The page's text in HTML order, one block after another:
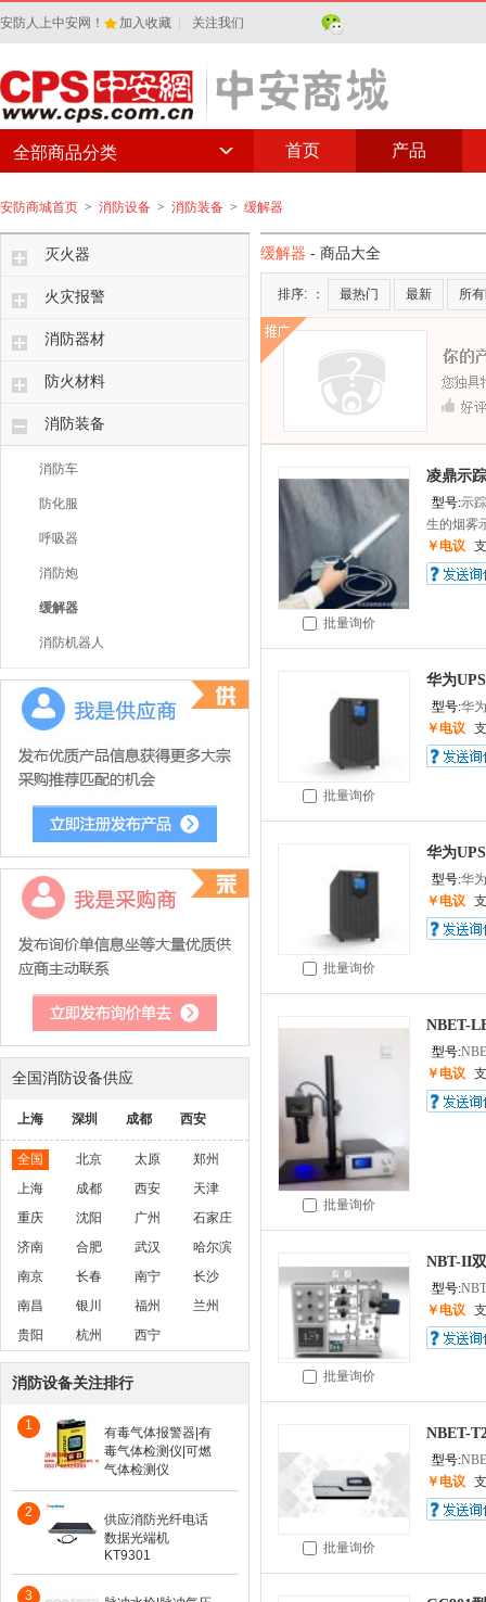
安防人上中安网！ 加入收藏 关注我们
首页 产品
全部商品分类
安防商城首页 > 消防设备 > 消防装备 > 缓解器
灭火器
火灾报警
消防器材
防火材料
消防装备
消防车
防化服
呼吸器
消防炮
缓解器
消防机器人
全国消防设备供应
上海 深圳 成都 西安
全国 北京 太原
郑州
上海
成都 西安
天津
重庆
沈阳 广州
石家庄
济南
合肥 武汉
哈尔滨
南京
长春 南宁
长沙
南昌
银川 福州
兰州
贵阳
杭州 西宁
消防设备关注排行
1
有毒气体报警器|有
毒气体检测仪|可燃
气体检测仪
2
供应消防光纤电话
数据光端机
KT9301
3
缓解器 - 商品大全
排序: ： 最热门 最新 所
批量询价
凌鼎示
型号:示
生的烟雾
￥电议
批量询价
华为
型号:华
￥电议
批量询价
华为
型号:华
￥电议
批量询价
NBET-
型号:
￥电议
批量询价
NBT-II
型号:
￥电议
批量询价
NBET-
型号:
￥电议